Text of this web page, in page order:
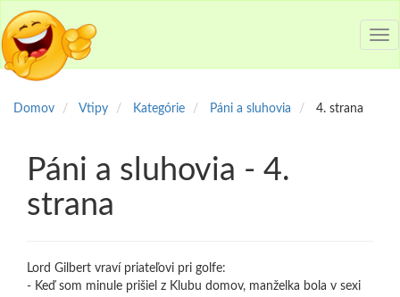
Domov Vtipy Kategórie Páni a sluhovia 4. strana
Páni a sluhovia - 4.
strana
Lord Gilbert vraví priateľovi pri golfe:
- Keď som minule prišiel z Klubu domov, manželka bola v sexi